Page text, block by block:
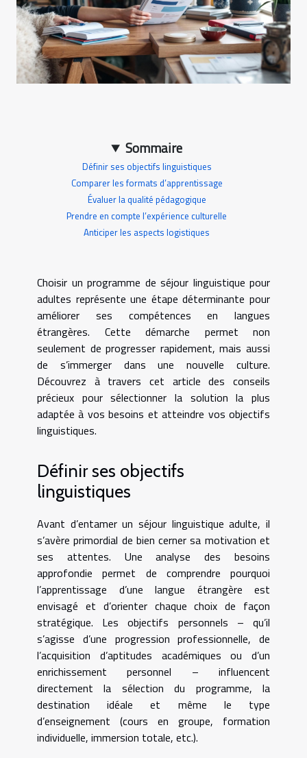
Sommaire
Définir ses objectifs linguistiques
Comparer les formats d’apprentissage
Évaluer la qualité pédagogique
Prendre en compte l’expérience culturelle
Anticiper les aspects logistiques
Choisir un programme de séjour linguistique pour
adultes représente une étape déterminante pour
améliorer ses compétences en langues
étrangères. Cette démarche permet non
seulement de progresser rapidement, mais aussi
de s’immerger dans une nouvelle culture.
Découvrez à travers cet article des conseils
précieux pour sélectionner la solution la plus
adaptée à vos besoins et atteindre vos objectifs
linguistiques.
Définir ses objectifs
linguistiques
Avant d’entamer un séjour linguistique adulte, il
s’avère primordial de bien cerner sa motivation et
ses attentes. Une analyse des besoins
approfondie permet de comprendre pourquoi
l’apprentissage d’une langue étrangère est
envisagé et d’orienter chaque choix de façon
stratégique. Les objectifs personnels – qu’il
s’agisse d’une progression professionnelle, de
l’acquisition d’aptitudes académiques ou d’un
enrichissement personnel – influencent
directement la sélection du programme, la
destination idéale et même le type
d’enseignement (cours en groupe, formation
individuelle, immersion totale, etc.).